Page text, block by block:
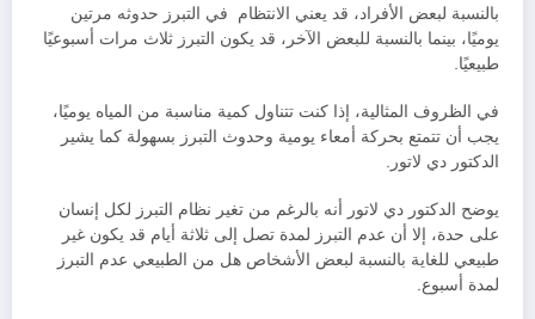
بالنسبة لبعض الأفراد، قد يعني الانتظام في التبرز حدوثه مرتين
يوميًا، بينما بالنسبة للبعض الآخر، قد يكون التبرز ثلاث مرات أسبوعيًا
طبيعيًا.
في الظروف المثالية، إذا كنت تتناول كمية مناسبة من المياه يوميًا،
يجب أن تتمتع بحركة أمعاء يومية وحدوث التبرز بسهولة كما يشير
الدكتور دي لاتور.
يوضح الدكتور دي لاتور أنه بالرغم من تغير نظام التبرز لكل إنسان
على حدة، إلا أن عدم التبرز لمدة تصل إلى ثلاثة أيام قد يكون غير
طبيعي للغاية بالنسبة لبعض الأشخاص هل من الطبيعي عدم التبرز
لمدة أسبوع.